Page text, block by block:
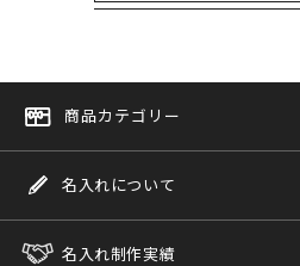
商品カテゴリー
名入れについて
名入れ制作実績